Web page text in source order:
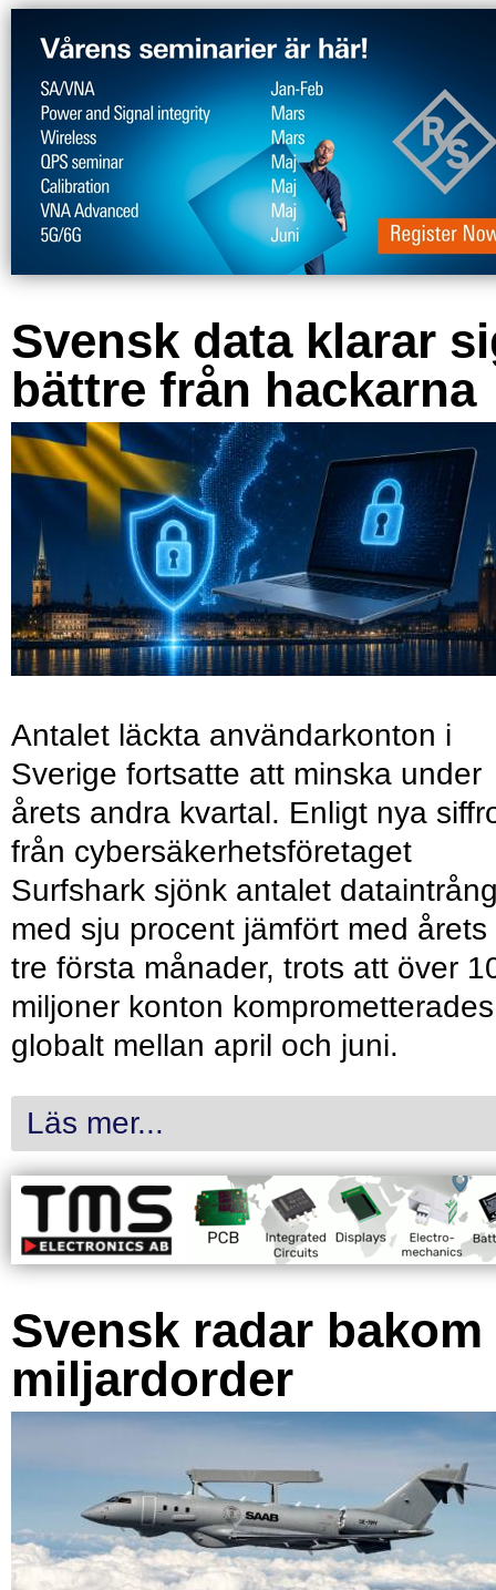
Svensk data klarar
bättre från hackarna
Antalet läckta användarkonton i
Sverige fortsatte att minska under
årets andra kvartal. Enligt nya
från cybersäkerhetsföretaget
Surfshark sjönk antalet
med sju procent jämfört med årets
tre första månader, trots att över
miljoner konton komprometterades
globalt mellan april och juni.
Läs mer...
Svensk radar bakom
miljardorder